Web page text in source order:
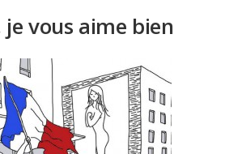
vous aime bien